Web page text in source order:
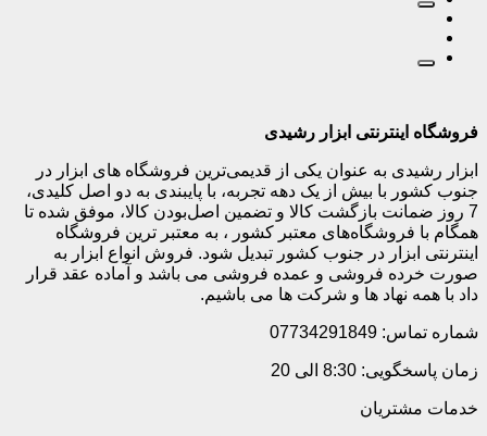
فروشگاه اینترنتی ابزار رشیدی
ابزار رشیدی به عنوان یکی از قدیمی‌ترین فروشگاه های ابزار در
جنوب کشور با بیش از یک دهه تجربه، با پایبندی به دو اصل کلیدی،
7 روز ضمانت بازگشت کالا و تضمین اصل‌بودن کالا، موفق شده تا
همگام با فروشگاه‌های معتبر کشور ، به معتبر ترین فروشگاه
اینترنتی ابزار در جنوب کشور تبدیل شود. فروش انواع ابزار به
صورت خرده فروشی و عمده فروشی می باشد و آماده عقد قرار
داد با همه نهاد ها و شرکت ها می باشیم.
شماره تماس: 07734291849
زمان پاسخگویی: 8:30 الی 20
خدمات مشتریان